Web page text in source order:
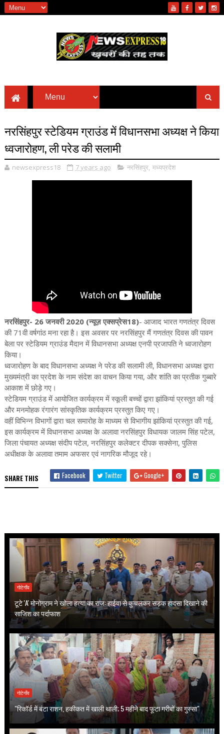
नरसिंहपुर स्टेडियम ग्राउंड में विधानसभा अध्यक्ष ने किया
ध्वजारोहण, ली परेड की सलामी
newsexpress18 7 years ago नरसिंहपुर, मध्यप्रदेश
नरसिंहपुर- 26 जनवरी 2020 (न्यूज़ एक्सप्रेस18)- आजाद भारत गणतंत्र दिवस
की 71वी वर्षगांठ मना रहा है। इस अवसर पर नरसिंहपुर मैं गणतंत्र दिवस की पावन
बेला पर स्टेडियम ग्राउंड मैदान में विधानसभा अध्यक्ष एनपी प्रजापति ने ध्वजारोहण
किया।
ध्वजारोहण के बाद विधानसभा अध्यक्ष ने परेड की सलामी ली, विधानसभा अध्यक्ष द्वारा
मुख्यमंत्री का प्रदेश के नाम संदेश का वाचन किया गया, और शांति का प्रतीक गुब्बारे
आकाश में छोड़े गए।
स्टेडियम ग्राउंड में आयोजित कार्यक्रम में स्कूली बच्चों द्वारा झांकियां प्रस्तुत की गई
और मनमोहक रंगारंग सांस्कृतिक कार्यक्रम प्रस्तुत किए गए।
वहीं विभिन्न विभागों द्वारा चल समारोह के माध्यम से विभागीय झांकियां प्रस्तुत की गई,
इस कार्यक्रम में विधानसभा अध्यक्ष के अलावा नरसिंहपुर विधायक जालम सिंह पटेल,
जिला पंचायत अध्यक्ष संदीप पटेल, नरसिंहपुर कलेक्टर दीपक सक्सेना, पुलिस
अधीक्षक के अलावा तमाम अफसर एवं नागरिक मौजूद रहे।
SHARE THIS Facebook Twitter Google+
गोटेगाँव
टूटे 'A' मोनोग्राम ने खोला हत्या का राज: हाईवा से कुचलकर सड़क हादसा दिखाने की
साजिश का पर्दाफाश
गोटेगाँव
"रिकॉर्ड में बंटा राशन, हकीकत में खाली थाली; 5 महीने बाद फूटा गरीबों का गुस्सा"